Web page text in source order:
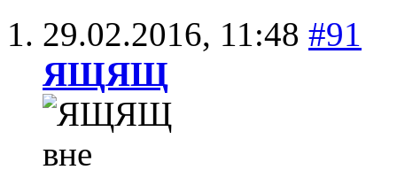
29.02.2016, 11:48 #91
ЯЩЯЩ